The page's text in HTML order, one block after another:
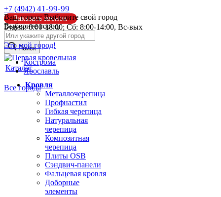
Ваш город: Выбирите свой город
Выберите город:
Это мой город!
Кострома
Ярославль
Все города
+7 (4942) 41-99-99
Заказать звонок
Будни: 8:00-18:00; Сб: 8:00-14:00, Вс-вых
info@pk44.ru
Поиск
Каталог
Кровля
Металлочерепица
Профнастил
Гибкая черепица
Натуральная
черепица
Композитная
черепица
Плиты OSB
Сэндвич-панели
Фальцевая кровля
Доборные
элементы